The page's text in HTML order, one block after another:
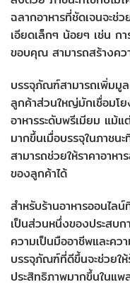
ฉลากอาหารที่ชัดเจนจะช่
เอียดเล็กๆ น้อยๆ เช่น ก
ขอบคุณ สามารถสร้างคว
บรรจุภัณฑ์สามารถเพิ่มมู
ลูกค้าส่วนใหญ่มักเชื่อมโ
อาหารระดับพรีเมียม แม้
มากขึ้นเมื่อบรรจุในภาชน
สามารถช่วยให้ราคาอาห
ของลูกค้าได้
สำหรับร้านอาหารออนไล
เป็นส่วนหนึ่งของประสบ
ความเป็นมืออาชีพและคว
บรรจุภัณฑ์ที่ดีขึ้นจะช่วยให้
ประสิทธิภาพมากขึ้นในแ